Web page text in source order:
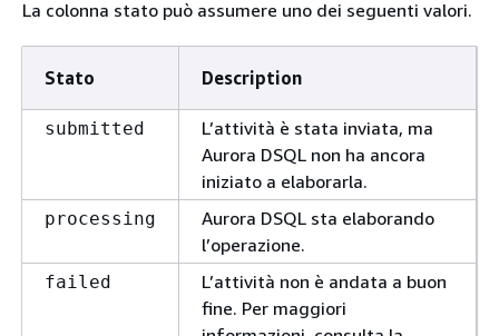
La colonna stato può assumere uno dei seguenti valori.
Stato Description
submitted
L’attività è stata inviata, ma
Aurora DSQL non ha ancora
iniziato a elaborarla.
processing
Aurora DSQL sta elaborando
l’operazione.
failed
L’attività non è andata a buon
fine. Per maggiori